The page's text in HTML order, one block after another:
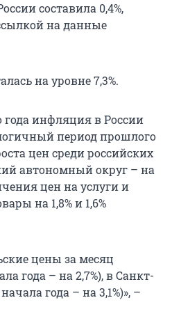
составила 0,4%,
на данные
на уровне 7,3%.
года инфляция в России
период прошлого
цен среди российских
автономный округ – на
цен на услуги и
на 1,8% и 1,6%
цены за месяц
года – на 2,7%), в Санкт-
года – на 3,1%)», –